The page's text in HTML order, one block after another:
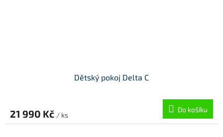
Dětský pokoj Delta C
21 990 Kč / ks
Do košíku